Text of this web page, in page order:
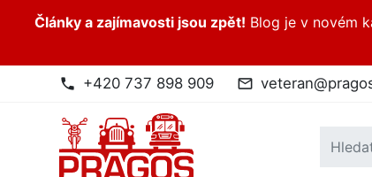
Články a zajímavosti jsou zpět! Blog je v novém
phone +420 737 898 909 mail_outline